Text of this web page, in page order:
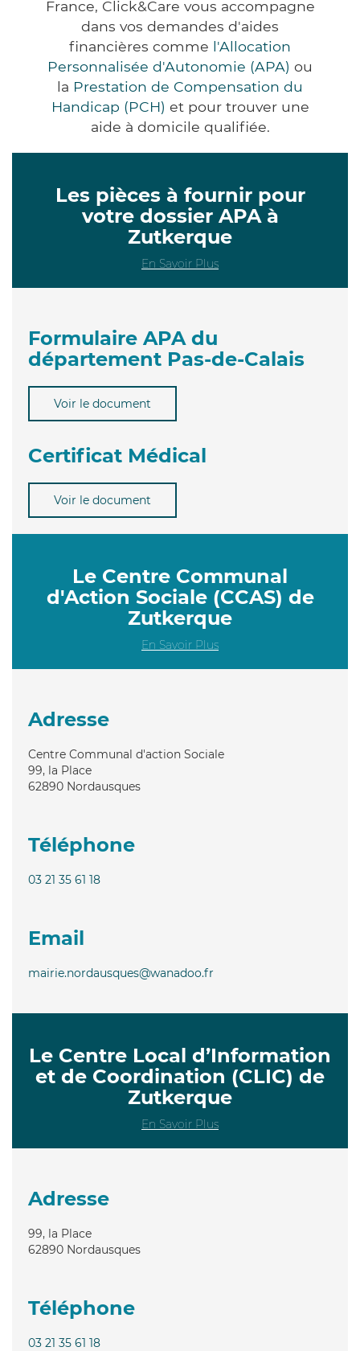
France, Click&Care vous accompagne
dans vos demandes d'aides
financières comme l'Allocation
Personnalisée d'Autonomie (APA) ou
la Prestation de Compensation du
Handicap (PCH) et pour trouver une
aide à domicile qualifiée.
Les pièces à fournir pour
votre dossier APA à
Zutkerque
En Savoir Plus
Formulaire APA du
département Pas-de-Calais
Voir le document
Certificat Médical
Voir le document
Le Centre Communal
d'Action Sociale (CCAS) de
Zutkerque
En Savoir Plus
Adresse
Centre Communal d'action Sociale
99, la Place
62890 Nordausques
Téléphone
03 21 35 61 18
Email
mairie.nordausques@wanadoo.fr
Le Centre Local d’Information
et de Coordination (CLIC) de
Zutkerque
En Savoir Plus
Adresse
99, la Place
62890 Nordausques
Téléphone
03 21 35 61 18